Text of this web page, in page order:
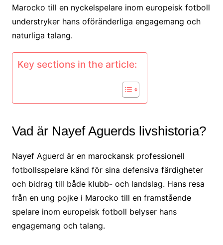
Marocko till en nyckelspelare inom europeisk fotboll
understryker hans oföränderliga engagemang och
naturliga talang.
Key sections in the article:
Vad är Nayef Aguerds livshistoria?
Nayef Aguerd är en marockansk professionell
fotbollsspelare känd för sina defensiva färdigheter
och bidrag till både klubb- och landslag. Hans resa
från en ung pojke i Marocko till en framstående
spelare inom europeisk fotboll belyser hans
engagemang och talang.